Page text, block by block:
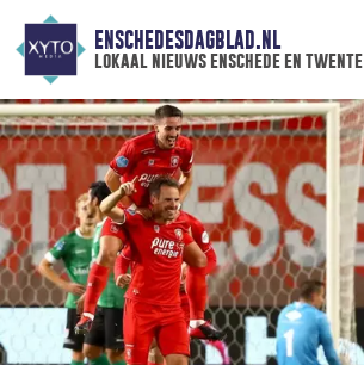
ENSCHEDESDAGBLAD.NL
lokaal nieuws enschede en twente